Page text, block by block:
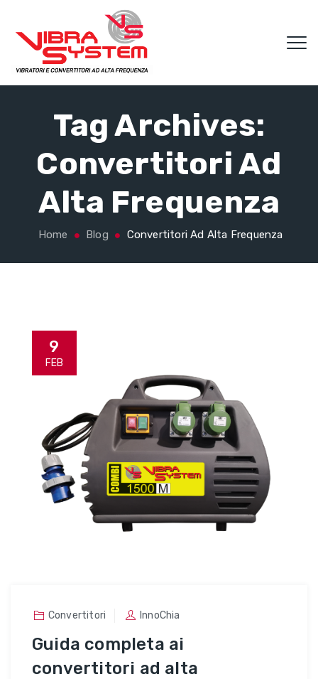
Tag Archives:
Convertitori Ad
Alta Frequenza
Home Blog Convertitori Ad Alta Frequenza
9
FEB
Convertitori InnoChia
Guida completa ai
convertitori ad alta